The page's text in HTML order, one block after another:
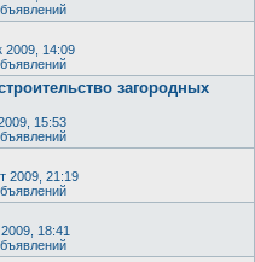
2009, 14:09
загородных
15:53
2009, 21:19
18:41